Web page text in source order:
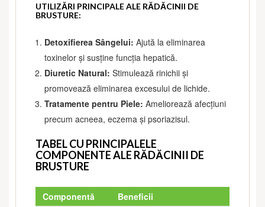
UTILIZĂRI PRINCIPALE ALE RĂDĂCINII DE
BRUSTURE:
Detoxifierea Sângelui: Ajută la eliminarea
toxinelor și susține funcția hepatică.
Diuretic Natural: Stimulează rinichii și
promovează eliminarea excesului de lichide.
Tratamente pentru Piele: Ameliorează afecțiuni
precum acneea, eczema și psoriazisul.
TABEL CU PRINCIPALELE
COMPONENTE ALE RĂDĂCINII DE
BRUSTURE
Componentă Beneficii